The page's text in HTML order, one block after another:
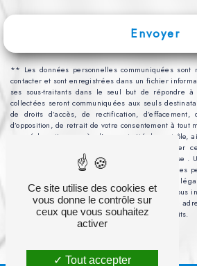
Envoyer
** Les données personnelles communiquées sont
contacter et sont enregistrées dans un fichier
ses sous-traitants dans le seul but de répondre à
collectées seront communiquées aux seuls
de droits d’accès, de rectification,
d’opposition, de retrait de votre consentement à tout
une réclamation auprès d’une autorité de contrôle,
vos données post-mortem. Vous pouvez
l'adresse ou par courrier électronique à l'adresse .
vous être demandé. Nous conservons vos données
contact puis pendant la durée de prescription
gestion des contentieux. Vous avez le droit de vous
au démarchage téléphonique, disponible à cette
le site cnil.fr pour plus d’informations sur vos droits.
Ce site utilise des cookies et
vous donne le contrôle sur
ceux que vous souhaitez
activer
Tout accepter